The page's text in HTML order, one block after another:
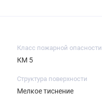
Класс пожарной опасности
КМ 5
Структура поверхности
Мелкое тиснение